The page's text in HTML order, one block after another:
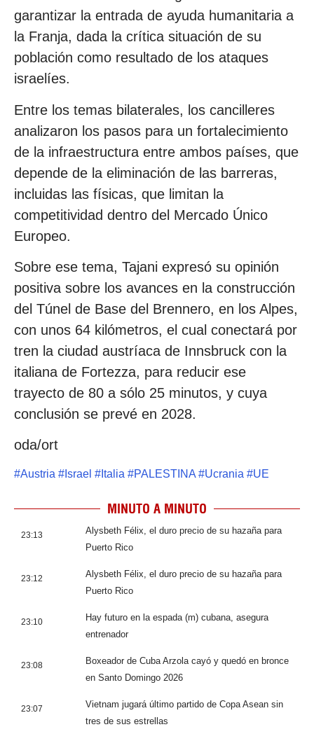
garantizar la entrada de ayuda humanitaria a
la Franja, dada la crítica situación de su
población como resultado de los ataques
israelíes.
Entre los temas bilaterales, los cancilleres
analizaron los pasos para un fortalecimiento
de la infraestructura entre ambos países, que
depende de la eliminación de las barreras,
incluidas las físicas, que limitan la
competitividad dentro del Mercado Único
Europeo.
Sobre ese tema, Tajani expresó su opinión
positiva sobre los avances en la construcción
del Túnel de Base del Brennero, en los Alpes,
con unos 64 kilómetros, el cual conectará por
tren la ciudad austríaca de Innsbruck con la
italiana de Fortezza, para reducir ese
trayecto de 80 a sólo 25 minutos, y cuya
conclusión se prevé en 2028.
oda/ort
#Austria # Israel # Italia #PALESTINA #Ucrania #UE
MINUTO A MINUTO
23:13
Alysbeth Félix, el duro precio de su hazaña para
Puerto Rico
23:12
Alysbeth Félix, el duro precio de su hazaña para
Puerto Rico
23:10
Hay futuro en la espada (m) cubana, asegura
entrenador
23:08
Boxeador de Cuba Arzola cayó y quedó en bronce
en Santo Domingo 2026
23:07
Vietnam jugará último partido de Copa Asean sin
tres de sus estrellas